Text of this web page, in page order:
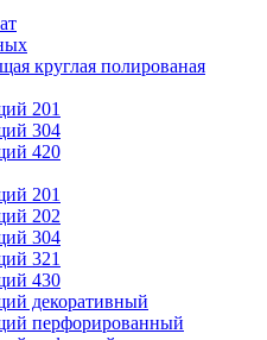
круглая полированая
201
304
420
201
202
304
321
430
декоративный
перфорированный